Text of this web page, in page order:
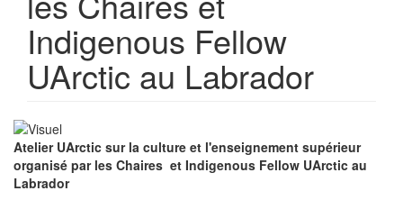
Indigenous Fellow
UArctic au Labrador
Atelier UArctic sur la culture et l'enseignement supérieur
organisé par les Chaires et Indigenous Fellow UArctic au
Labrador